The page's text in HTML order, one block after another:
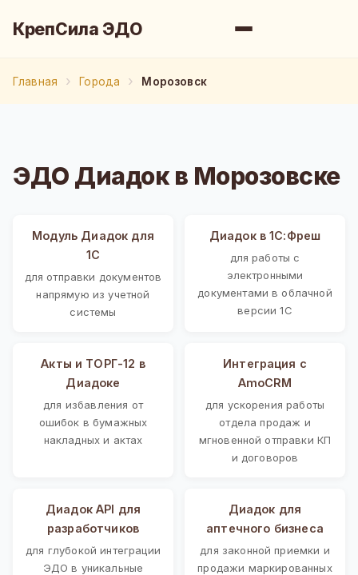
КрепСила ЭДО
Главная Города Морозовск
ЭДО Диадок в Морозовске
Модуль Диадок для
1С
для отправки документов
напрямую из учетной
системы
Диадок в 1С:Фреш
для работы с
электронными
документами в облачной
версии 1С
Акты и ТОРГ-12 в
Диадоке
для избавления от
ошибок в бумажных
накладных и актах
Интеграция с
AmoCRM
для ускорения работы
отдела продаж и
мгновенной отправки КП
и договоров
Диадок API для
разработчиков
для глубокой интеграции
ЭДО в уникальные
Диадок для
аптечного бизнеса
для законной приемки и
продажи маркированных